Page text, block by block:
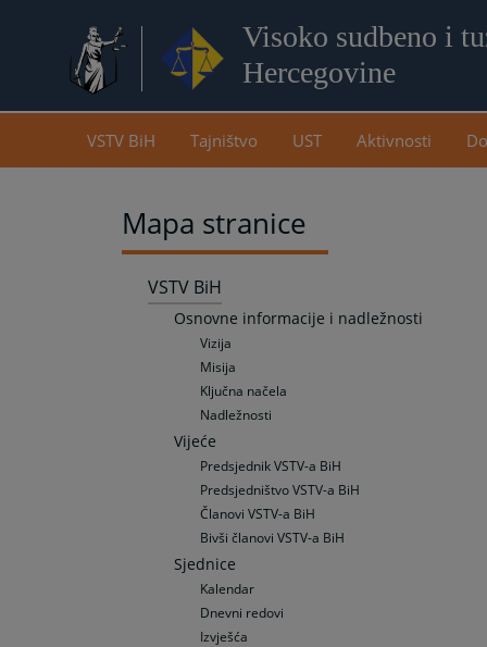
Visoko sudbeno i
Hercegovine
VSTV BiH Tajništvo UST Aktivnosti
Mapa stranice
VSTV BiH
Osnovne informacije i nadležnosti
Vizija
Misija
Ključna načela
Nadležnosti
Vijeće
Predsjednik VSTV-a BiH
Predsjedništvo VSTV-a BiH
Članovi VSTV-a BiH
Bivši članovi VSTV-a BiH
Sjednice
Kalendar
Dnevni redovi
Izvješća